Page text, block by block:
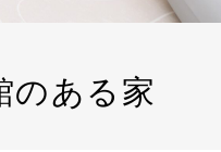
のある家